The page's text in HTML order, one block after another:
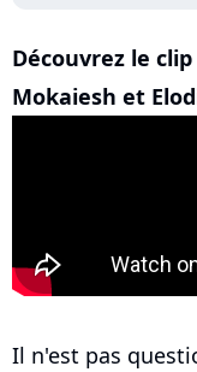
Découvrez le
Mokaiesh et
Il n'est pas